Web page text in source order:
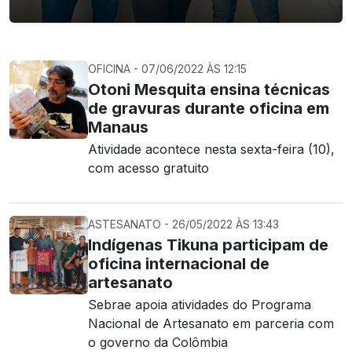
OFICINA - 07/06/2022 ÀS 12:15
Otoni Mesquita ensina técnicas
de gravuras durante oficina em
Manaus
Atividade acontece nesta sexta-feira (10),
com acesso gratuito
ASTESANATO - 26/05/2022 ÀS 13:43
Indígenas Tikuna participam de
oficina internacional de
artesanato
Sebrae apoia atividades do Programa
Nacional de Artesanato em parceria com
o governo da Colômbia